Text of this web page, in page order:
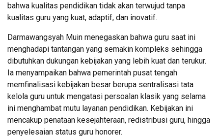
bahwa kualitas pendidikan tidak akan terwujud tanpa
kualitas guru yang kuat, adaptif, dan inovatif.
Darmawangsyah Muin menegaskan bahwa guru saat ini
menghadapi tantangan yang semakin kompleks sehingga
dibutuhkan dukungan kebijakan yang lebih kuat dan terukur.
Ia menyampaikan bahwa pemerintah pusat tengah
memfinalisasi kebijakan besar berupa sentralisasi tata
kelola guru untuk mengatasi persoalan klasik yang selama
ini menghambat mutu layanan pendidikan. Kebijakan ini
mencakup penataan kesejahteraan, redistribusi guru, hingga
penyelesaian status guru honorer.